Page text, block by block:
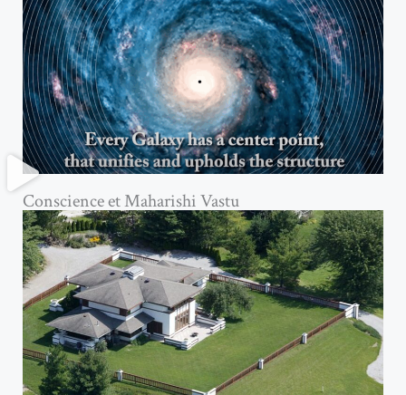
Conscience et Maharishi Vastu